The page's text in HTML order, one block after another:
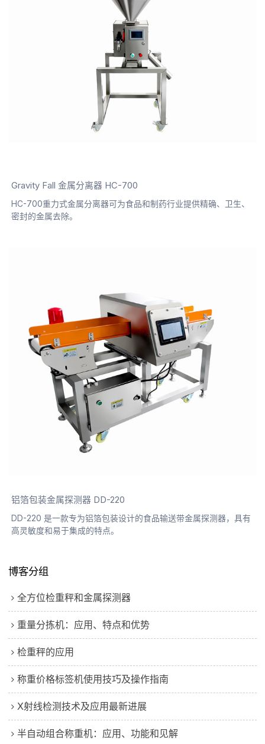
Gravity Fall 金属分离器 HC-700
HC-700重力式金属分离器可为食品和制药行业提供精确、卫生、
密封的金属去除。
铝箔包装金属探测器 DD-220
DD-220 是一款专为铝箔包装设计的食品输送带金属探测器，具有
高灵敏度和易于集成的特点。
博客分组
全方位检重秤和金属探测器
重量分拣机：应用、特点和优势
检重秤的应用
称重价格标签机使用技巧及操作指南
X射线检测技术及应用最新进展
半自动组合称重机：应用、功能和见解